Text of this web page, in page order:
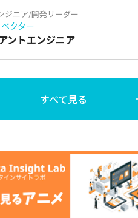
ジニア/開発リーダー
クター
ントエンジニア
すべて見る